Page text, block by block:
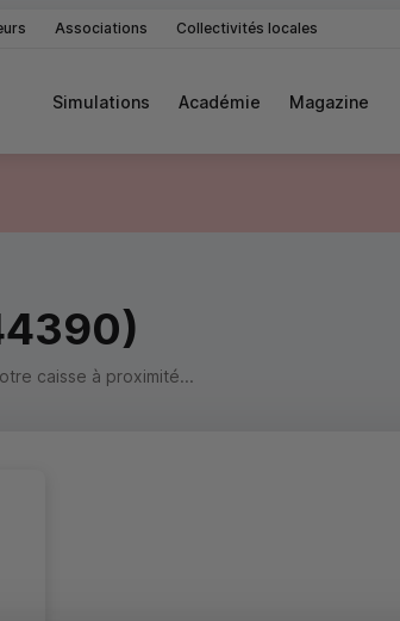
Associations Collectivités locales
Simulations Académie Magazine
caisse à proximité...